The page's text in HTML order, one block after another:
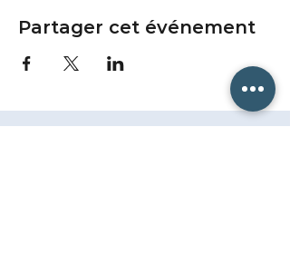
harceleurs
Comprendre et appréhender les
Savoir réagir efficacement face à
un cas de harcèlement sexuel
Partager cet événement